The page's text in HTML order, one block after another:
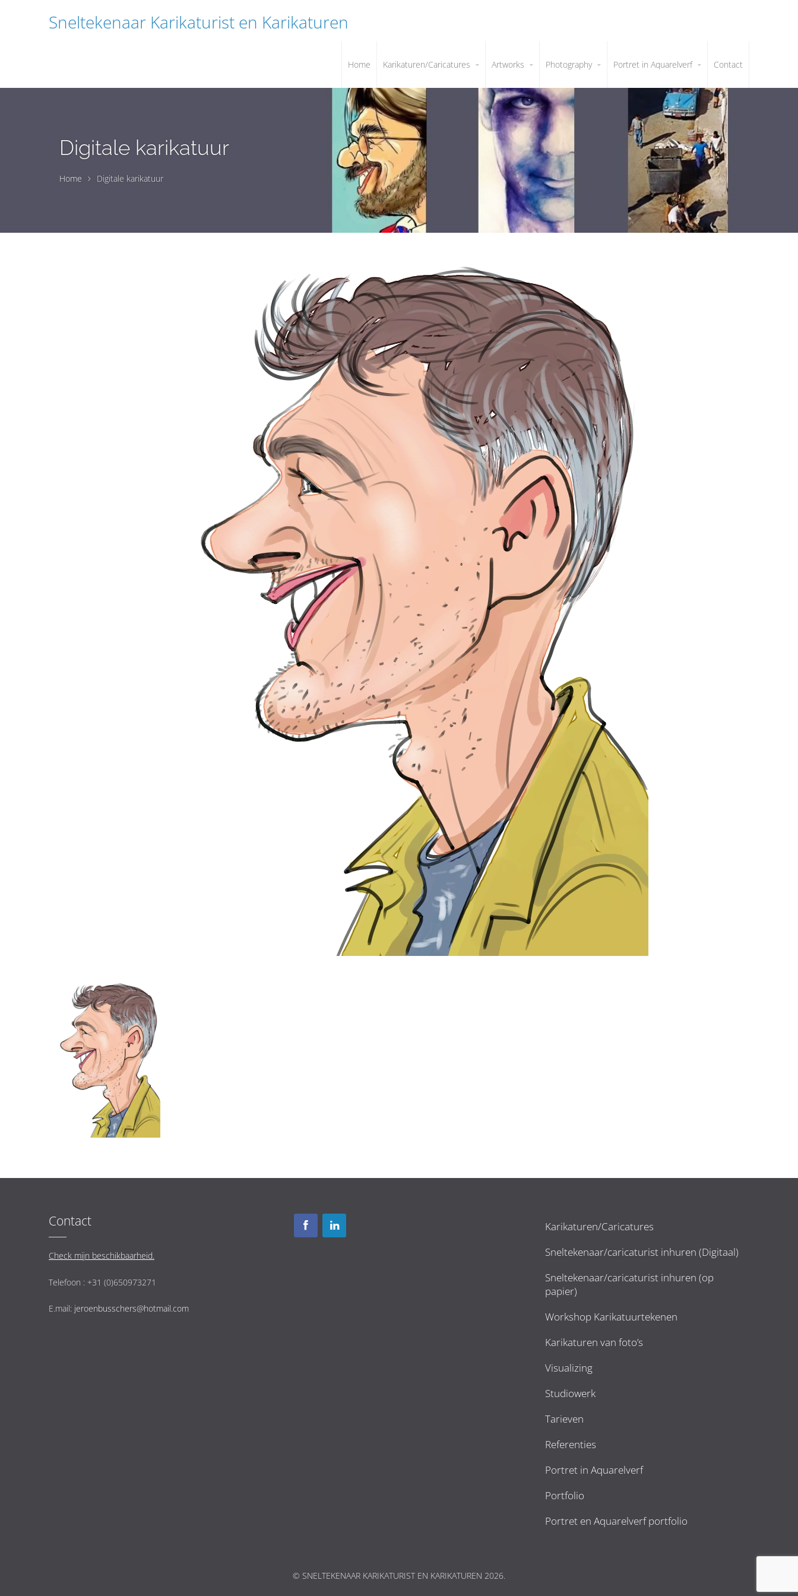
Sneltekenaar Karikaturist en Karikaturen
Home Karikaturen/Caricatures Artworks Photography Portret in Aquarelverf Contact
Digitale karikatuur
Home Digitale karikatuur
Contact
Check mijn beschikbaarheid.
Telefoon : +31 (0)650973271
E.mail: jeroenbusschers@hotmail.com
Karikaturen/Caricatures
Sneltekenaar/caricaturist inhuren (Digitaal)
Sneltekenaar/caricaturist inhuren (op
papier)
Workshop Karikatuurtekenen
Karikaturen van foto’s
Visualizing
Studiowerk
Tarieven
Referenties
Portret in Aquarelverf
Portfolio
Portret en Aquarelverf portfolio
© SNELTEKENAAR KARIKATURIST EN KARIKATUREN 2026.